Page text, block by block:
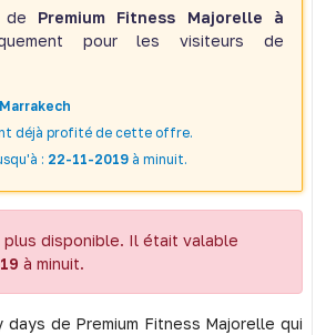
de Premium Fitness Majorelle à
pour les visiteurs de
Marrakech
déjà profité de cette offre.
: 22-11-2019 à minuit.
disponible. Il était valable
à minuit.
de Premium Fitness Majorelle qui